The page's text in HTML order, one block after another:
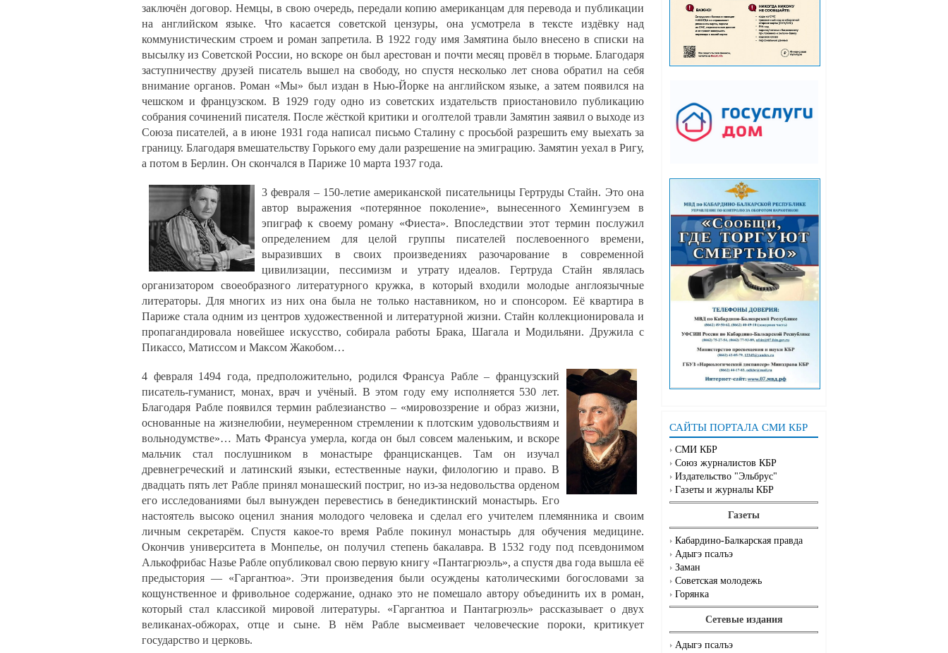
САЙТЫ ПОРТАЛА СМИ КБР
СМИ КБР
Союз журналистов КБР
Издательство "Эльбрус"
Газеты и журналы КБР
Газеты
Кабардино-Балкарская правда
Адыгэ псалъэ
Заман
Советская молодежь
Горянка
Сетевые издания
Адыгэ псалъэ
заключён договор. Немцы, в свою очередь, передали копию американцам для перевода и публикации
на английском языке. Что касается советской цензуры, она усмотрела в тексте издёвку над
коммунистическим строем и роман запретила. В 1922 году имя Замятина было внесено в списки на
высылку из Советской России, но вскоре он был арестован и почти месяц провёл в тюрьме. Благодаря
заступничеству друзей писатель вышел на свободу, но спустя несколько лет снова обратил на себя
внимание органов. Роман «Мы» был издан в Нью-Йорке на английском языке, а затем появился на
чешском и французском. В 1929 году одно из советских издательств приостановило публикацию
собрания сочинений писателя. После жёсткой критики и оголтелой травли Замятин заявил о выходе из
Союза писателей, а в июне 1931 года написал письмо Сталину с просьбой разрешить ему выехать за
границу. Благодаря вмешательству Горького ему дали разрешение на эмиграцию. Замятин уехал в Ригу,
а потом в Берлин. Он скончался в Париже 10 марта 1937 года.
3 февраля – 150-летие американской писательницы Гертруды Стайн. Это она
автор выражения «потерянное поколение», вынесенного Хемингуэем в
эпиграф к своему роману «Фиеста». Впоследствии этот термин послужил
определением для целой группы писателей послевоенного времени,
выразивших в своих произведениях разочарование в современной
цивилизации, пессимизм и утрату идеалов. Гертруда Стайн являлась
организатором своеобразного литературного кружка, в который входили молодые англоязычные
литераторы. Для многих из них она была не только наставником, но и спонсором. Её квартира в
Париже стала одним из центров художественной и литературной жизни. Стайн коллекционировала и
пропагандировала новейшее искусство, собирала работы Брака, Шагала и Модильяни. Дружила с
Пикассо, Матиссом и Максом Жакобом…
4 февраля 1494 года, предположительно, родился Франсуа Рабле – французский
писатель-гуманист, монах, врач и учёный. В этом году ему исполняется 530 лет.
Благодаря Рабле появился термин раблезианство – «мировоззрение и образ жизни,
основанные на жизнелюбии, неумеренном стремлении к плотским удовольствиям и
вольнодумстве»… Мать Франсуа умерла, когда он был совсем маленьким, и вскоре
мальчик стал послушником в монастыре францисканцев. Там он изучал
древнегреческий и латинский языки, естественные науки, филологию и право. В
двадцать пять лет Рабле принял монашеский постриг, но из-за недовольства орденом
его исследованиями был вынужден перевестись в бенедиктинский монастырь. Его
настоятель высоко оценил знания молодого человека и сделал его учителем племянника и своим
личным секретарём. Спустя какое-то время Рабле покинул монастырь для обучения медицине.
Окончив университета в Монпелье, он получил степень бакалавра. В 1532 году под псевдонимом
Алькофрибас Назье Рабле опубликовал свою первую книгу «Пантагрюэль», а спустя два года вышла её
предыстория — «Гаргантюа». Эти произведения были осуждены католическими богословами за
кощунственное и фривольное содержание, однако это не помешало автору объединить их в роман,
который стал классикой мировой литературы. «Гаргантюа и Пантагрюэль» рассказывает о двух
великанах-обжорах, отце и сыне. В нём Рабле высмеивает человеческие пороки, критикует
государство и церковь.